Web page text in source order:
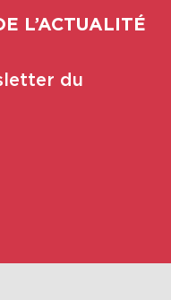
L’ACTUALITÉ
du